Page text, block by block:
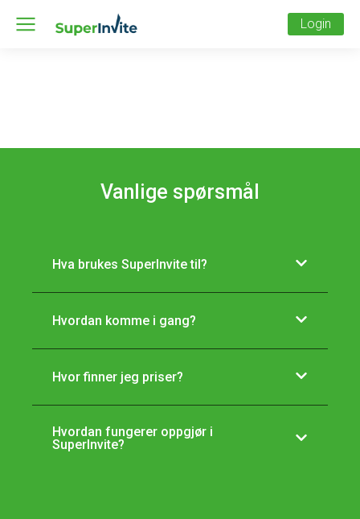
Login
Vanlige spørsmål
Hva brukes SuperInvite til?
Hvordan komme i gang?
Hvor finner jeg priser?
Hvordan fungerer oppgjør i
SuperInvite?